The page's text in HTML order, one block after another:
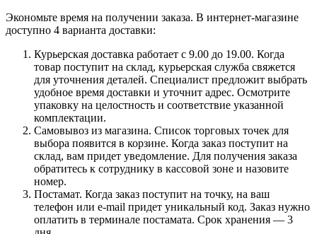
Экономьте время на получении заказа. В интернет-магазине
доступно 4 варианта доставки:
Курьерская доставка работает с 9.00 до 19.00. Когда
товар поступит на склад, курьерская служба свяжется
для уточнения деталей. Специалист предложит выбрать
удобное время доставки и уточнит адрес. Осмотрите
упаковку на целостность и соответствие указанной
комплектации.
Самовывоз из магазина. Список торговых точек для
выбора появится в корзине. Когда заказ поступит на
склад, вам придет уведомление. Для получения заказа
обратитесь к сотруднику в кассовой зоне и назовите
номер.
Постамат. Когда заказ поступит на точку, на ваш
телефон или e-mail придет уникальный код. Заказ нужно
оплатить в терминале постамата. Срок хранения — 3